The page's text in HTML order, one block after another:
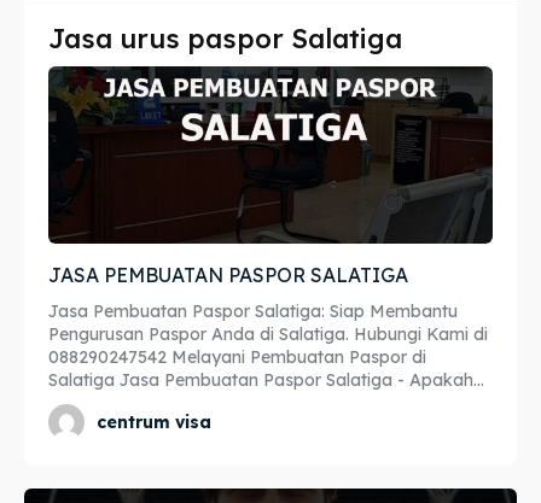
Imta
Legalisir
Apostille
Penerjemah
Asuransi
Blog
Imta
Legalisir
Apostille
Penerjemah
Asuransi
Blog
Jasa urus paspor Salatiga
JASA PEMBUATAN PASPOR SALATIGA
Jasa Pembuatan Paspor Salatiga: Siap Membantu
Pengurusan Paspor Anda di Salatiga. Hubungi Kami di
088290247542 Melayani Pembuatan Paspor di
Salatiga Jasa Pembuatan Paspor Salatiga - Apakah...
centrum visa